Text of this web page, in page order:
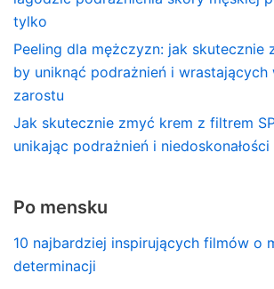
tylko
Peeling dla mężczyzn: jak skutecznie
by uniknąć podrażnień i wrastających
zarostu
Jak skutecznie zmyć krem z filtrem
unikając podrażnień i
Po mensku
10 najbardziej inspirujących filmów o
determinacji